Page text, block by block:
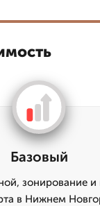
Базовый
зонирование и
в Нижнем